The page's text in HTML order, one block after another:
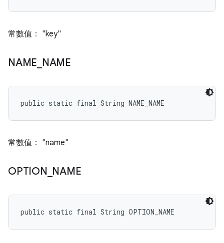
常數值： "key"
NAME NAME
public static final String NAME_NAME
常數值： "name"
OPTION NAME
public static final String OPTION_NAME